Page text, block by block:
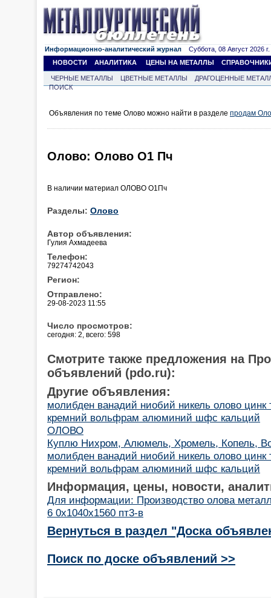
Информационно-аналитический журнал Суббота, 08 Август 2026 г.
НОВОСТИ
АНАЛИТИКА ЦЕНЫ НА МЕТАЛЛЫ
ЧЕРНЫЕ МЕТАЛЛЫ ЦВЕТНЫЕ МЕТАЛЛЫ
ДРАГОЦЕННЫЕ
ПОИСК
Объявления по теме Олово можно найти в разделе продам
Олово: Олово О1 Пч
В наличии материал ОЛОВО О1Пч
Разделы: Олово
Автор объявления:
Гулия Ахмадеева
Телефон:
79274742043
Регион:
Отправлено:
29-08-2023 11:55
Число просмотров:
сегодня: 2, всего: 598
Смотрите также предложения на
объявлений (pdo.ru):
Другие объявления:
молибден ванадий ниобий никель олово цинк
кремний вольфрам алюминий шфс кальций
ОЛОВО
Куплю Нихром, Алюмель, Хромель, Копель,
молибден ванадий ниобий никель олово цинк
кремний вольфрам алюминий шфс кальций
Информация, цены, новости,
Для информации: Производство олова
6 0х1040х1560 пт3-в
Вернуться в раздел "Доска
Поиск по доске объявлений >>